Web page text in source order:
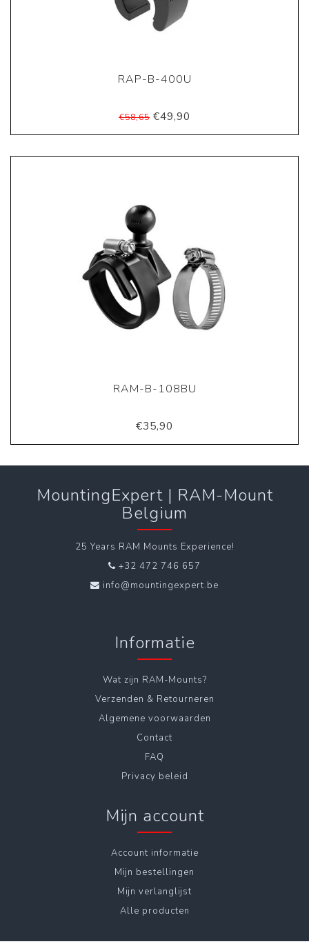
RAP-B-400U
€58,65 €49,90
RAM-B-108BU
€35,90
MountingExpert | RAM-Mount
Belgium
25 Years RAM Mounts Experience!
+32 472 746 657
info@mountingexpert.be
Informatie
Wat zijn RAM-Mounts?
Verzenden & Retourneren
Algemene voorwaarden
Contact
FAQ
Privacy beleid
Mijn account
Account informatie
Mijn bestellingen
Mijn verlanglijst
Alle producten